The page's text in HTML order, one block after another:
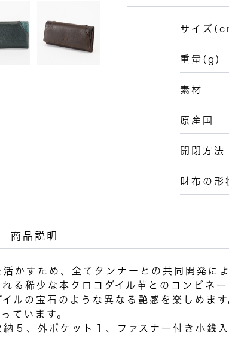
サイズ
重量(g)
素材
原産国
開閉方法
財布の形
商品説明
かすため、全てタンナーとの共同開発に
る稀少な本クロコダイル革とのコンビネ
ルの宝石のような異なる艶感を楽しめま
ています。
５、外ポケット１、ファスナー付き小銭